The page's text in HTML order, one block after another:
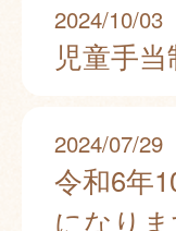
2024/10/03
児童手
2024/07/29
令和6年
になり